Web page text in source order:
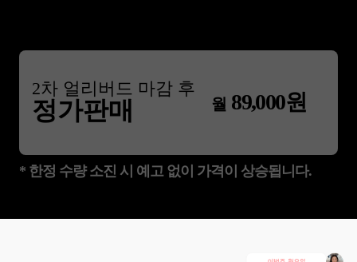
2차 얼리버드 마감 후
정가판매 월 89,000원
* 한정 수량 소진 시 예고 없이 가격이 상승됩니다.